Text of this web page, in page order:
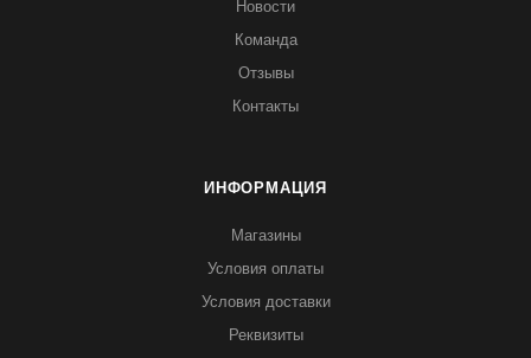
Новости
Команда
Отзывы
Контакты
ИНФОРМАЦИЯ
Магазины
Условия оплаты
Условия доставки
Реквизиты